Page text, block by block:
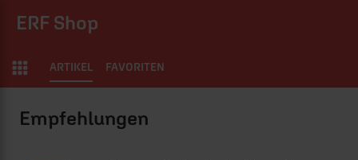
ERF Shop
ARTIKEL FAVORITEN